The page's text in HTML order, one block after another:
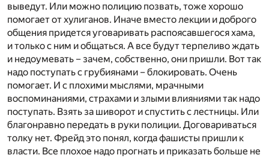
выведут. Или можно полицию позвать, тоже хорошо
помогает от хулиганов. Иначе вместо лекции и доброго
общения придется уговаривать распоясавшегося хама,
и только с ним и общаться. А все будут терпеливо ждать
и недоумевать – зачем, собственно, они пришли. Вот так
надо поступать с грубиянами – блокировать. Очень
помогает. И с плохими мыслями, мрачными
воспоминаниями, страхами и злыми влияниями так надо
поступать. Взять за шиворот и спустить с лестницы. Или
благонравно передать в руки полиции. Договариваться
толку нет. Фрейд это понял, когда фашисты пришли к
власти. Все плохое надо прогнать и приказать больше не